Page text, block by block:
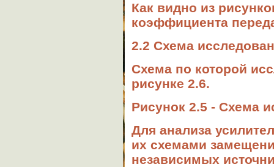
Как видно из
коэффициента
2.2 Схема
Схема по которой
рисунке 2.6.
Рисунок 2.5 - Схема
Для анализа
их схемами
независимых